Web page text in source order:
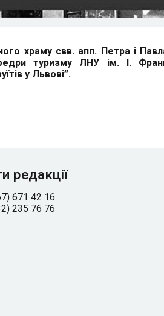
храму свв. апп. Петра і
туризму ЛНУ ім. І.
у Львові”.
редакції
671 42 16
235 76 76